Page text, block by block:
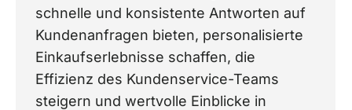
schnelle und konsistente Antworten auf
Kundenanfragen bieten, personalisierte
Einkaufserlebnisse schaffen, die
Effizienz des Kundenservice-Teams
steigern und wertvolle Einblicke in